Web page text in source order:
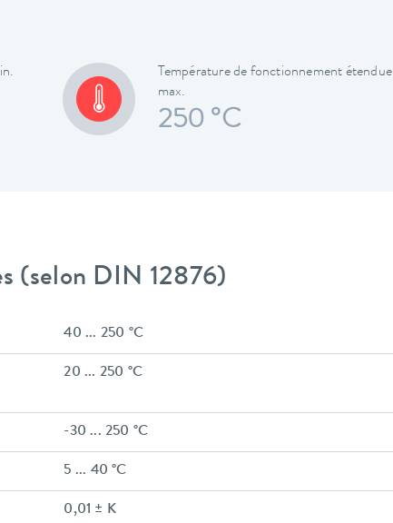
Température de fonctionnement étendue
max.
250 °C
(selon DIN 12876)
40 ... 250 °C
20 ... 250 °C
-30 ... 250 °C
5 ... 40 °C
0,01 ± K